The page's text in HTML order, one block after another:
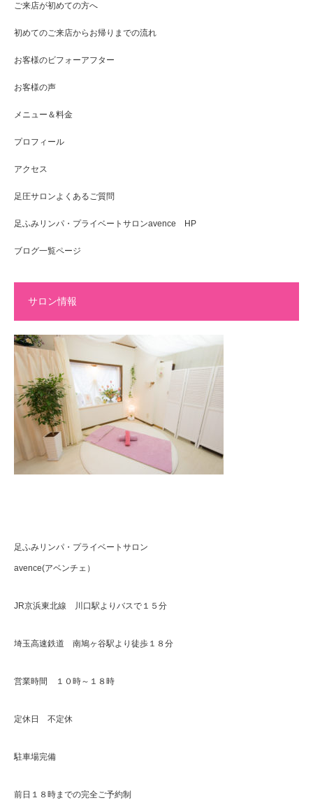
ご来店が初めての方へ
初めてのご来店からお帰りまでの流れ
お客様のビフォーアフター
お客様の声
メニュー＆料金
プロフィール
アクセス
足圧サロンよくあるご質問
足ふみリンパ・プライベートサロンavence HP
ブログ一覧ページ
サロン情報
足ふみリンパ・プライベートサロン
avence(アベンチェ）
JR京浜東北線 川口駅よりバスで１５分
埼玉高速鉄道 南鳩ヶ谷駅より徒歩１８分
営業時間 １０時～１８時
定休日 不定休
駐車場完備
前日１８時までの完全ご予約制